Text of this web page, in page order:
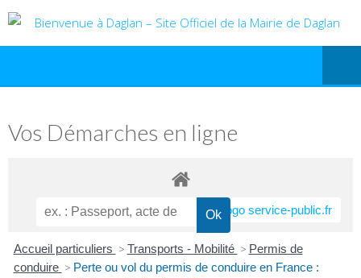
Vos Démarches en ligne
Accueil particuliers > Transports - Mobilité > Permis de
conduire > Perte ou vol du permis de conduire en France :